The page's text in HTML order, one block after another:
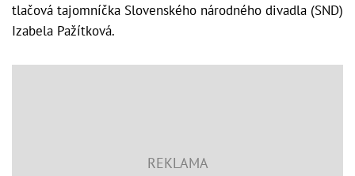
tlačová tajomníčka Slovenského národného divadla (SND)
Izabela Pažítková.